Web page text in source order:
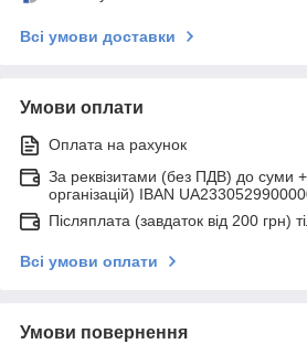
Всі умови доставки
Умови оплати
Оплата на рахунок
За реквізитами (без ПДВ) до суми
організацій) IBAN
Післяплата (завдаток від 200 грн)
Всі умови оплати
Умови повернення